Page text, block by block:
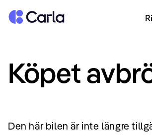
Tillbaka till startsidan
Köpet
Den här bilen är inte längre